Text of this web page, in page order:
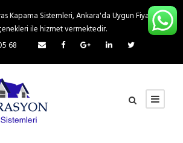
Kapama Sistemleri, Ankara'da Uygun Fiyat
ile hizmet vermektedir.
68